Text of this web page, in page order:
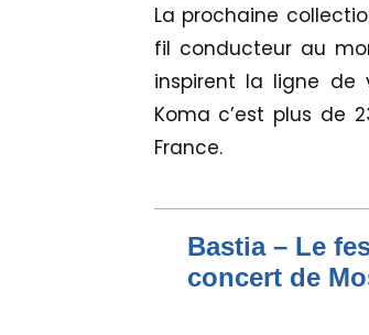
La prochaine
fil conducteur au
inspirent la ligne de
Koma c’est plus de
France.
Bastia – Le
concert de